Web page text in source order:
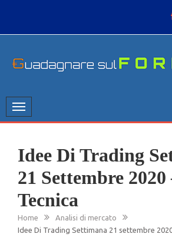
Toggle
navigation
Idee Di Trading
21 Settembre
Tecnica
Home
Analisi di mercato
Idee Di Trading Settimana 21 settembre